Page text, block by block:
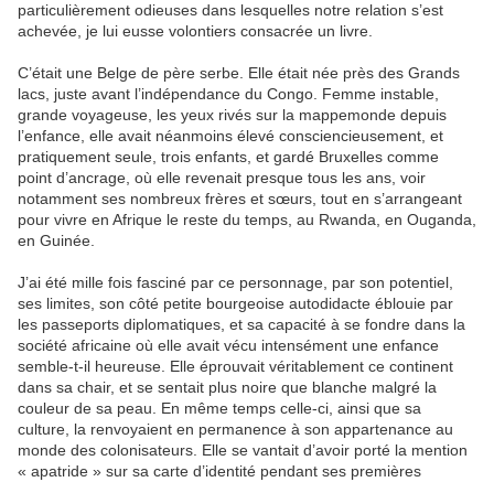
particulièrement odieuses dans lesquelles notre relation s’est
achevée, je lui eusse volontiers consacrée un livre.
C’était une Belge de père serbe. Elle était née près des Grands
lacs, juste avant l’indépendance du Congo. Femme instable,
grande voyageuse, les yeux rivés sur la mappemonde depuis
l’enfance, elle avait néanmoins élevé consciencieusement, et
pratiquement seule, trois enfants, et gardé Bruxelles comme
point d’ancrage, où elle revenait presque tous les ans, voir
notamment ses nombreux frères et sœurs, tout en s’arrangeant
pour vivre en Afrique le reste du temps, au Rwanda, en Ouganda,
en Guinée.
J’ai été mille fois fasciné par ce personnage, par son potentiel,
ses limites, son côté petite bourgeoise autodidacte éblouie par
les passeports diplomatiques, et sa capacité à se fondre dans la
société africaine où elle avait vécu intensément une enfance
semble-t-il heureuse. Elle éprouvait véritablement ce continent
dans sa chair, et se sentait plus noire que blanche malgré la
couleur de sa peau. En même temps celle-ci, ainsi que sa
culture, la renvoyaient en permanence à son appartenance au
monde des colonisateurs. Elle se vantait d’avoir porté la mention
« apatride » sur sa carte d’identité pendant ses premières